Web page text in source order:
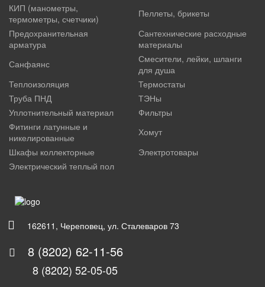
КИП (манометры,
термометры, счетчики)
Пеллеты, брикеты
Предохранительная
арматура
Сантехнические расходные
материалы
Санфаянс
Смесители, лейки, шланги
для душа
Теплоизоляция
Термостаты
Труба ПНД
ТЭНы
Уплотнительный материал
Фильтры
Фитинги латунные и
никелированные
Хомут
Шкафы коллекторные
Электротовары
Электрический теплый пол
162611, Череповец, ул. Сталеваров 73
8 (8202) 62-11-56
8 (8202) 52-05-05